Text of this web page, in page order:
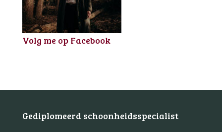
Volg me op Facebook
Gediplomeerd schoonheidsspecialist